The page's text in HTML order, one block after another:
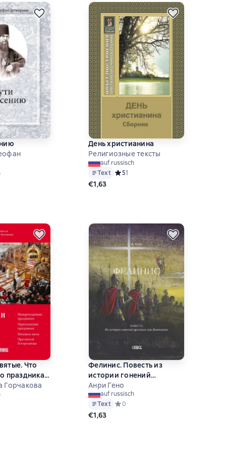
рейтинг 0 на основе 0 оценок
День христианина
Религиозные тексты
auf russisch
Text Средний рейтинг 5 на основе 1
51
€1,63
Что
праздниках
церкви
Горчакова
рейтинг 0 на основе 0 оценок
Фелинис. Повесть из
истории гонений
христиан при Домициане
Анри Гено
auf russisch
Text Средний рейтинг 0 на основе 0
0
€1,63